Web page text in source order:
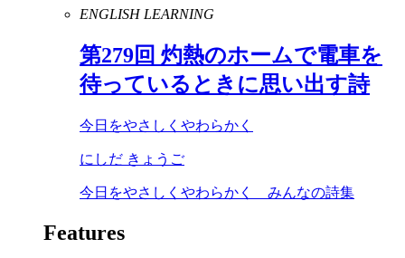
ENGLISH LEARNING
第279回 灼熱のホームで電車を
待っているときに思い出す詩
今日をやさしくやわらかく
にしだ きょうご
今日をやさしくやわらかく みんなの詩集
Features